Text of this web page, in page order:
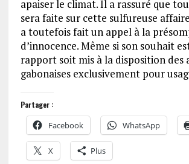
apaiser le climat. Il a rassuré que
sera faite sur cette sulfureuse
a toutefois fait un appel à la
d’innocence. Même si son souhait
rapport soit mis à la disposition des
gabonaises exclusivement pour
Partager :
Facebook WhatsApp
X Plus